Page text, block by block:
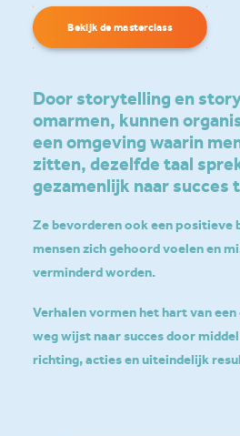
Bekijk de masterclass
Door storytelling en
omarmen, kunnen
een omgeving waarin
zitten, dezelfde taal
gezamenlijk naar succes
Ze bevorderen ook een positieve
mensen zich gehoord voelen en
verminderd worden.
Verhalen vormen het hart van
weg wijst naar succes door
richting, acties en uiteindelijk